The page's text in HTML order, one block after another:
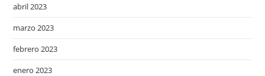
abril 2023
marzo 2023
febrero 2023
enero 2023